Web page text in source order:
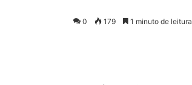
0 179 1 minuto de leitura